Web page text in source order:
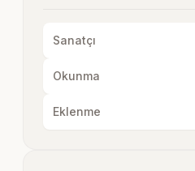
Sanatçı
Okunma
Eklenme